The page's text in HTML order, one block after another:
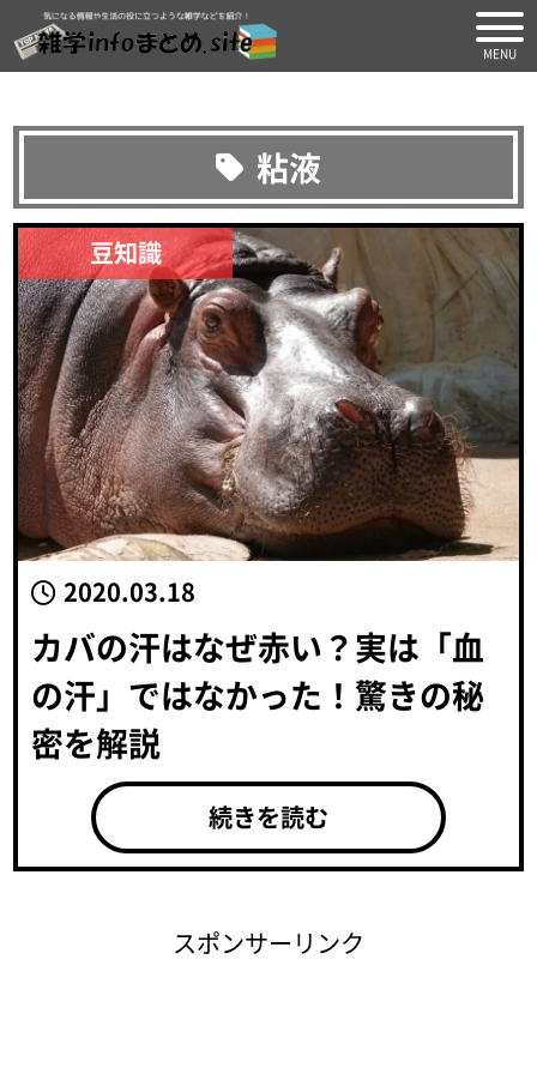
気になる情報や生活
粘液
豆知識
2020.03.18
カバの汗はなぜ赤い？実は「血
の汗」ではなかった！驚きの秘
密を解説
続きを読む
スポンサーリンク